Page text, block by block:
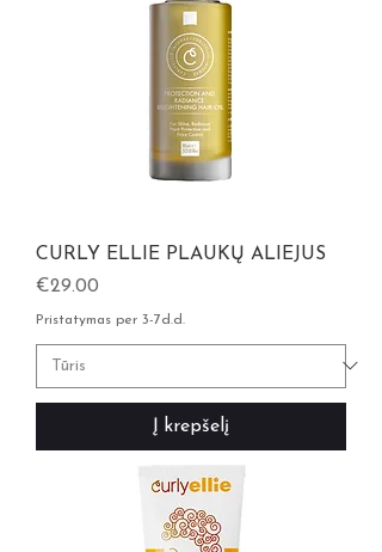
CURLY ELLIE PLAUKŲ ALIEJUS
Kaina
€29.00
Pristatymas per 3-7d.d.
Į krepšelį